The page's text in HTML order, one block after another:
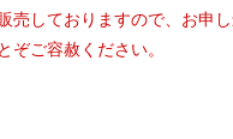
しておりますので、お申
ご容赦ください。